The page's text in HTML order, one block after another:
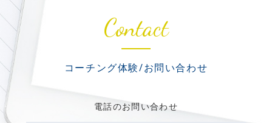
Contact
コーチング体験/お問い合わせ
電話のお問い合わせ